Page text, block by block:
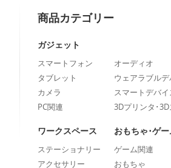
商品カテゴリー
ガジェット
スマートフォン
タブレット
カメラ
PC関連
オーディオ
ウェアラブルデ
スマートデバイ
3Dプリンタ･
ワークスペース
ステーショナリー
アクセサリー
おもちゃ･ゲ
ゲーム関連
おもちゃ